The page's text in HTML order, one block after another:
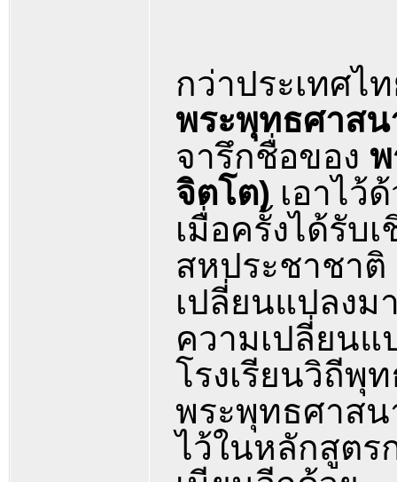
กว่าประเทศไ
พระพุทธศาสน
จารึกชื่อของ
จิตโต) เอาไว้
เมื่อครั้งได้รับ
สหประชาชาติ
เปลี่ยนแปลงม
ความเปลี่ยนแ
โรงเรียนวิถีพุ
พระพุทธศาสน
ไว้ในหลักสูต